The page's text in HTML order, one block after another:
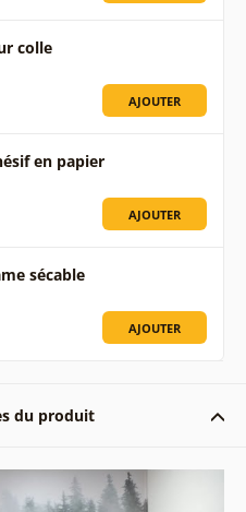
colle
AJOUTER
en papier
AJOUTER
sécable
AJOUTER
du produit